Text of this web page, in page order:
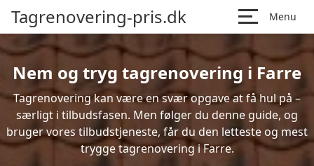
Tagrenovering-pris.dk Menu
Nem og tryg tagrenovering i Farre
Tagrenovering kan være en svær opgave at få hul på –
særligt i tilbudsfasen. Men følger du denne guide, og
bruger vores tilbudstjeneste, får du den letteste og mest
trygge tagrenovering i Farre.